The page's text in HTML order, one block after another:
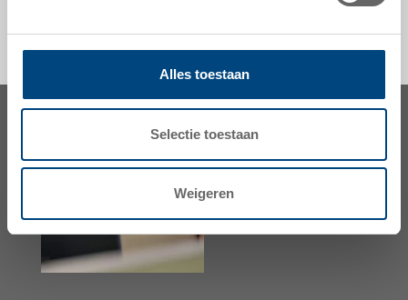
Alles toestaan
Selectie toestaan
Weigeren